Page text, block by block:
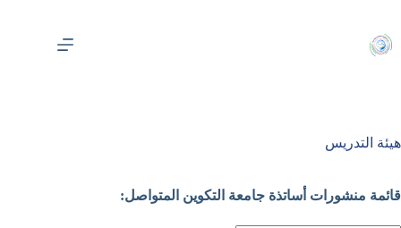
المحتوى
هيئة التدريس
قائمة منشورات أساتذة جامعة التكوين المتواصل: